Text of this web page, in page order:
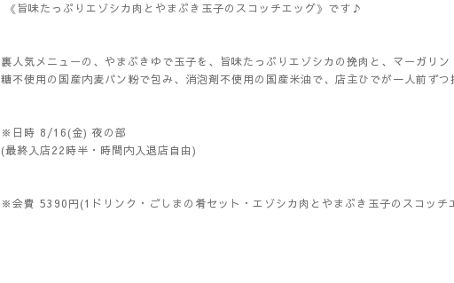
《旨味たっぷりエゾシカ肉とやまぶき玉子のスコッチエッグ》です♪
裏人気メニューの、やまぶきゆで玉子を、旨味たっぷりエゾシカの挽肉と、マーガリ
糖不使用の国産内麦パン粉で包み、消泡剤不使用の国産米油で、店主ひでが一人前ず
※日時 8/16(金) 夜の部
(最終入店22時半・時間内入退店自由)
※会費 5390円(1ドリンク・ごしまの肴セット・エゾシカ肉とやまぶき玉子のスコッチ